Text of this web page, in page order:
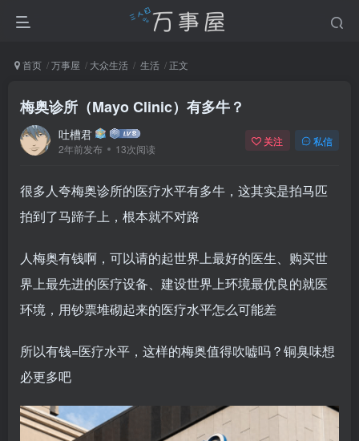
首页 万事屋 大众生活 生活 正文
梅奥诊所（Mayo Clinic）有多牛？
吐槽君
2年前发布 13次阅读
关注 私信
很多人夸梅奥诊所的医疗水平有多牛，这其实是拍马匹
拍到了马蹄子上，根本就不对路
人梅奥有钱啊，可以请的起世界上最好的医生、购买世
界上最先进的医疗设备、建设世界上环境最优良的就医
环境，用钞票堆砌起来的医疗水平怎么可能差
所以有钱=医疗水平，这样的梅奥值得吹嘘吗？铜臭味想
必更多吧